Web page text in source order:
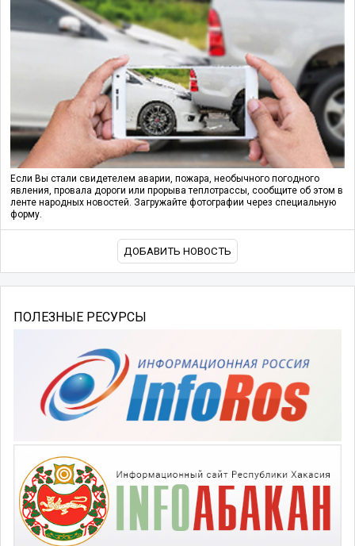
Если Вы стали свидетелем аварии, пожара, необычного погодного
явления, провала дороги или прорыва теплотрассы, сообщите об этом в
ленте народных новостей. Загружайте фотографии через специальную
форму.
ДОБАВИТЬ НОВОСТЬ
ПОЛЕЗНЫЕ РЕСУРСЫ